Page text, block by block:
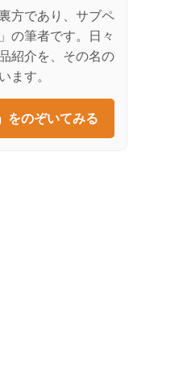
方であり、サブペ
の筆者です。日々
紹介を、その名の
ます。
をのぞいてみる